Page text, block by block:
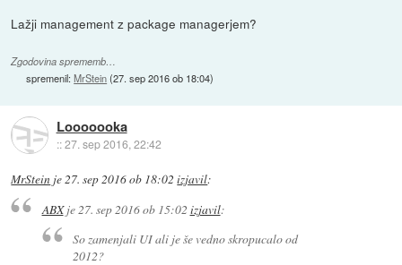
Lažji management z package managerjem?
Zgodovina sprememb…
spremenil:MrStein(27. sep 2016 ob 18:04)
Looooooka
::27. sep 2016, 22:42
MrStein je27. sep 2016 ob 18:02 izjavil:
ABXje27. sep 2016 ob 15:02 izjavil:
So zamenjali UI ali je še vedno skropucalo od
2012?